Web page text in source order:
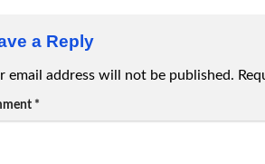
a Reply
email address will not be published.
*